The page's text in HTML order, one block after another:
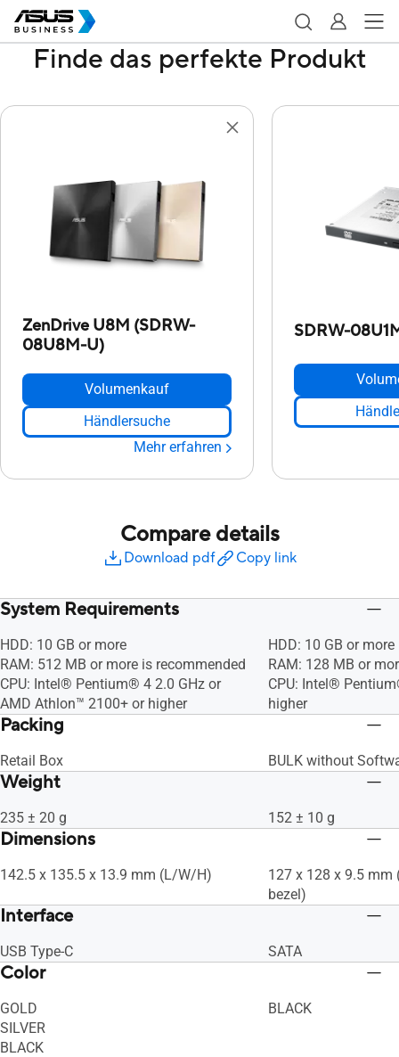
Finde das perfekte Produkt
ZenDrive U8M (SDRW-
08U8M-U)
Volumenkauf
Händlersuche
Mehr erfahren
SDRW-
Compare details
Download pdf Copy link
System Requirements
HDD: 10 GB or more
RAM: 512 MB or more is recommended
CPU: Intel® Pentium® 4 2.0 GHz or
AMD Athlon™ 2100+ or higher
HDD: 10 GB or more
RAM: 128 MB or
CPU: Intel®
higher
Packing
Retail Box BULK without
Weight
235 ± 20 g 152 ± 10 g
Dimensions
142.5 x 135.5 x 13.9 mm (L/W/H)
127 x 128 x 9.5
bezel)
Interface
USB Type-C SATA
Color
GOLD
SILVER
BLACK
BLACK